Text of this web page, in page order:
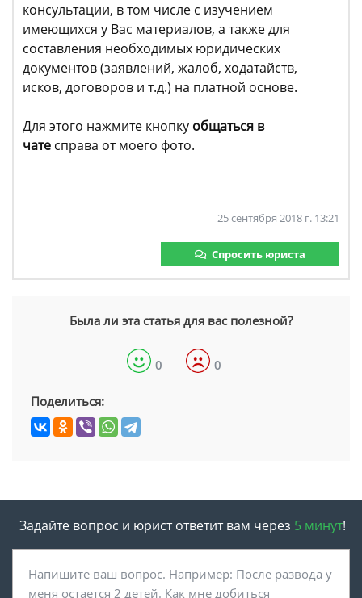
консультации, в том числе с изучением
имеющихся у Вас материалов, а также для
составления необходимых юридических
документов (заявлений, жалоб, ходатайств,
исков, договоров и т.д.) на платной основе.
Для этого нажмите кнопку общаться в
чате справа от моего фото.
25 сентября 2018 г. 13:21
Спросить юриста
Была ли эта статья для вас полезной?
0 0
Поделиться:
Задайте вопрос и юрист ответит вам через 5 минут!